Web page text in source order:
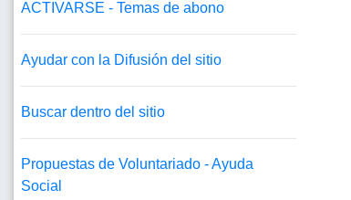
ACTIVARSE - Temas de abono
Ayudar con la Difusión del sitio
Buscar dentro del sitio
Propuestas de Voluntariado - Ayuda
Social